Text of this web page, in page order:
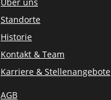
Standorte
Historie
Kontakt & Team
Karriere & Stellenangebote
AGB